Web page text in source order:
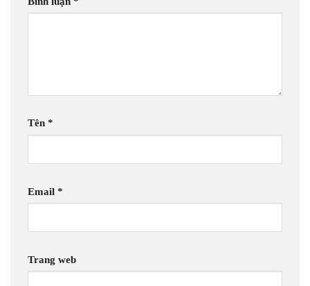
Tên *
Email *
Trang web